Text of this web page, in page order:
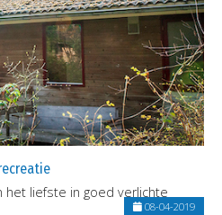
liefste in goed verlichte
08-04-2019